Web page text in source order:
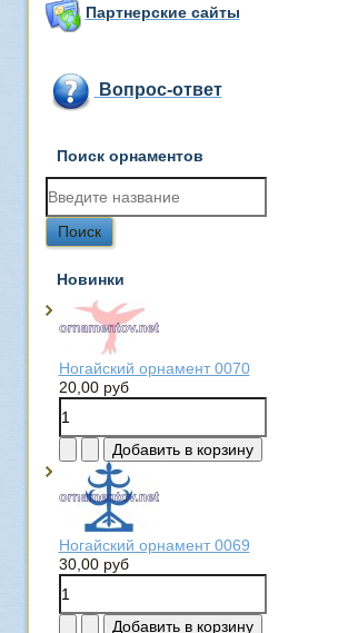
Партнерские сайты
Вопрос-ответ
Поиск орнаментов
Новинки
Ногайский орнамент 0070
20,00 руб
Ногайский орнамент 0069
30,00 руб